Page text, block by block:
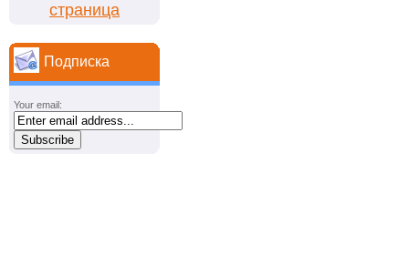
страница
Подписка
Your email: